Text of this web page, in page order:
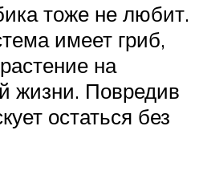
тоже не любит.
имеет гриб,
на
жизни. Повредив
остаться без